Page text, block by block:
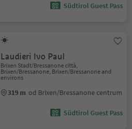
Südtirol Guest Pass
Laudieri Ivo Paul
Brixen Stadt/Bressanone città,
Brixen/Bressanone, Brixen/Bressanone and
environs
319 m od Brixen/Bressanone centrum
Südtirol Guest Pass